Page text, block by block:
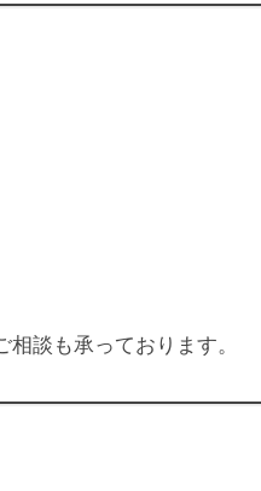
談も承っております。